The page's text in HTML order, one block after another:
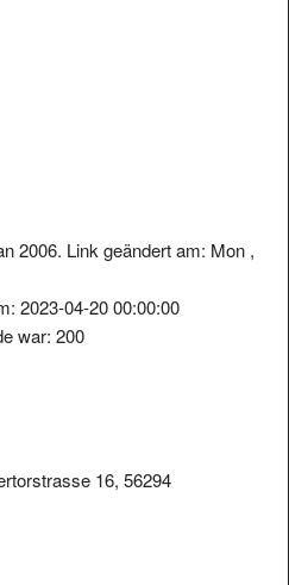
2006. Link geändert am: Mon ,
2023-04-20 00:00:00
war: 200
16, 56294